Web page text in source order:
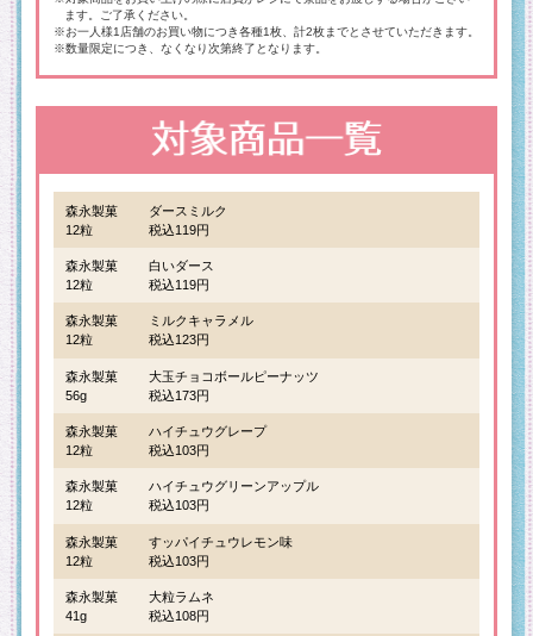
ます。ご了承ください。
※お一人様1店舗のお買い物につき各種1枚、計2枚までとさせていただきます。
※数量限定につき、なくなり次第終了となります。
森永製菓
12粒
ダースミルク
税込119円
森永製菓
12粒
白いダース
税込119円
森永製菓
12粒
ミルクキャラメル
税込123円
森永製菓
56g
大玉チョコボールピーナッツ
税込173円
森永製菓
12粒
ハイチュウグレープ
税込103円
森永製菓
12粒
ハイチュウグリーンアップル
税込103円
森永製菓
12粒
すッパイチュウレモン味
税込103円
森永製菓
41g
大粒ラムネ
税込108円